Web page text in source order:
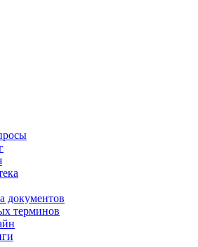
документов
терминов